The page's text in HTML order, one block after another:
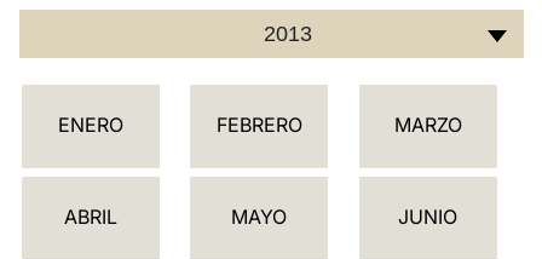
2013
C
L
ENERO FEBRERO MARZO
ABRIL MAYO JUNIO